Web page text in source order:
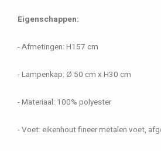
Eigenschappen:
- Afmetingen: H157 cm
- Lampenkap: Ø 50 cm x H30 cm
- Materiaal: 100% polyester
- Voet: eikenhout fineer metalen voet,